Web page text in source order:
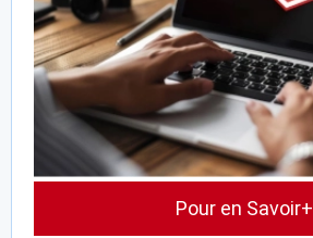
Pour en Savoir+